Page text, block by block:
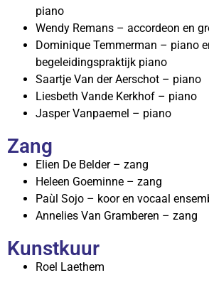
piano
Wendy Remans – accordeon en
Dominique Temmerman – piano
begeleidingspraktijk piano
Saartje Van der Aerschot – piano
Liesbeth Vande Kerkhof – piano
Jasper Vanpaemel – piano
Zang
Elien De Belder – zang
Heleen Goeminne – zang
Paùl Sojo – koor en vocaal
Annelies Van Gramberen – zang
Kunstkuur
Roel Laethem